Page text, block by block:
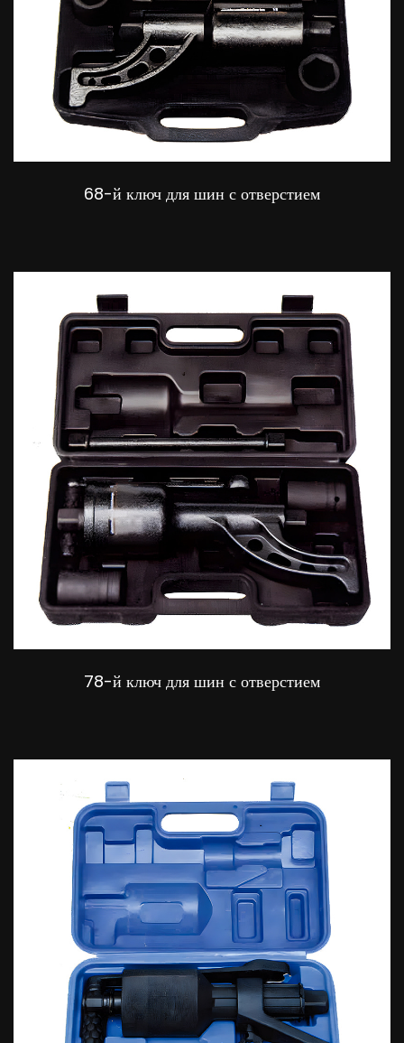
68-й ключ для шин с отверстием
78-й ключ для шин с отверстием